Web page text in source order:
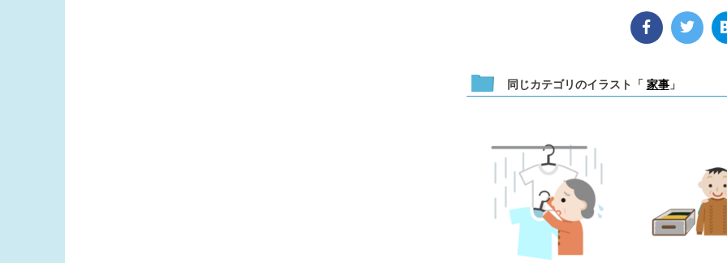
同じカテゴリのイラスト「 家事」